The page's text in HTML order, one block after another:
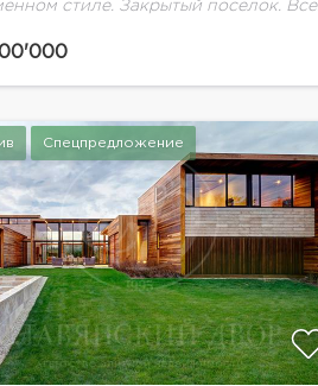
стиле. Закрытый поселок. Все
Спецпредложение
показать ещё 31 фотографию